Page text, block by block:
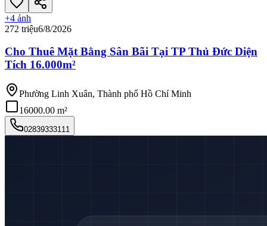
+4 ảnh
272 triệu6/8/2026
Cho Thuê Mặt Bằng Sân Bãi Tại TP Thủ Đức Diện
Tích 16.000m²
Phường Linh Xuân, Thành phố Hồ Chí Minh
16000.00 m²
02839333111